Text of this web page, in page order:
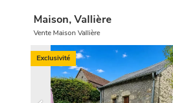
Maison, Vallière
Vente Maison Vallière
Exclusivité